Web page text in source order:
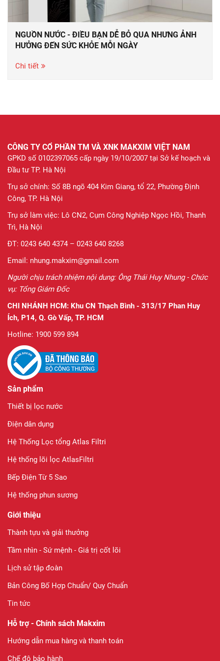
NGUỒN NƯỚC - ĐIỀU BẠN DỄ BỎ QUA NHƯNG ẢNH
HƯỞNG ĐẾN SỨC KHỎE MỖI NGÀY
Chi tiết
CÔNG TY CỔ PHẦN TM VÀ XNK MAKXIM VIỆT NAM
GPKD số 0102397065 cấp ngày 19/10/2007 tại Sở kế hoạch và
Đầu tư TP. Hà Nội
Trụ sở chính: Số 8B ngõ 404 Kim Giang, tổ 22, Phường Định
Công, TP. Hà Nội
Trụ sở làm việc: Lô CN2, Cụm Công Nghiệp Ngọc Hồi, Thanh
Trì, Hà Nội
ĐT: 0243 640 4374 – 0243 640 8268
Email: nhung.makxim@gmail.com
Người chịu trách nhiệm nội dung: Ông Thái Huy Nhung - Chức
vụ: Tổng Giám Đốc
CHI NHÁNH HCM: Khu CN Thạch Bình - 313/17 Phan Huy
Ích, P14, Q. Gò Vấp, TP. HCM
Hotline: 1900 599 894
Sản phẩm
Thiết bị lọc nước
Điện dân dụng
Hệ Thống Lọc tổng Atlas Filtri
Hệ thống lõi lọc AtlasFiltri
Bếp Điện Từ 5 Sao
Hệ thống phun sương
Giới thiệu
Thành tựu và giải thưởng
Tầm nhìn - Sứ mệnh - Giá trị cốt lõi
Lịch sử tập đoàn
Bản Công Bố Hợp Chuẩn/ Quy Chuẩn
Tin tức
Hỗ trợ - Chính sách Makxim
Hướng dẫn mua hàng và thanh toán
Chế độ bảo hành